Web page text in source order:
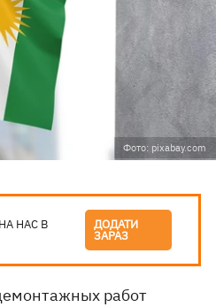
Фото: pixabay.com
НАС В ДОДАТИ
ЗАРАЗ
работ